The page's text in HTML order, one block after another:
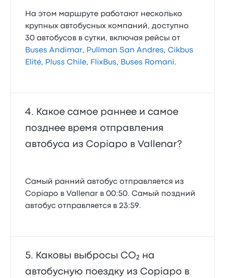
На этом маршруте работают несколько
крупных автобусных компаний, доступно
30 автобусов в сутки, включая рейсы от
Buses Andimar, Pullman San Andres,Cikbus
Elité, Pluss Chile, FlixBus, Buses Romani.
Какое самое раннее и самое
позднее время отправления
автобуса из Copiapo в Vallenar?
Самый ранний автобус отправляется из
Copiapo в Vallenar в 00:50. Самый поздний
автобус отправляется в 23:59.
Каковы выбросы CO₂ на
автобусную поездку из Copiapo в